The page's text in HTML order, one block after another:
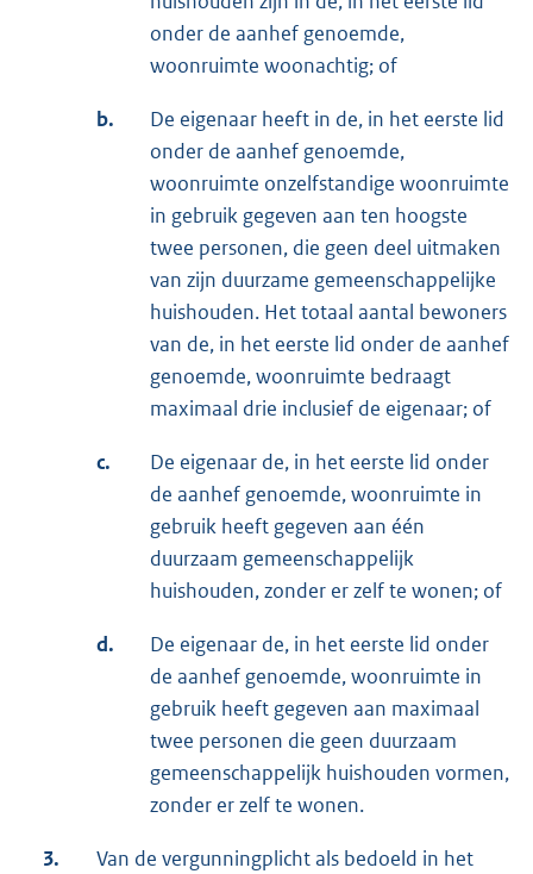
onder de aanhef genoemde,
woonruimte woonachtig; of
b.
De eigenaar heeft in de, in het eerste lid
onder de aanhef genoemde,
woonruimte onzelfstandige woonruimte
in gebruik gegeven aan ten hoogste
twee personen, die geen deel uitmaken
van zijn duurzame gemeenschappelijke
huishouden. Het totaal aantal bewoners
van de, in het eerste lid onder de aanhef
genoemde, woonruimte bedraagt
maximaal drie inclusief de eigenaar; of
c.
De eigenaar de, in het eerste lid onder
de aanhef genoemde, woonruimte in
gebruik heeft gegeven aan één
duurzaam gemeenschappelijk
huishouden, zonder er zelf te wonen; of
d.
De eigenaar de, in het eerste lid onder
de aanhef genoemde, woonruimte in
gebruik heeft gegeven aan maximaal
twee personen die geen duurzaam
gemeenschappelijk huishouden vormen,
zonder er zelf te wonen.
3.
Van de vergunningplicht als bedoeld in het